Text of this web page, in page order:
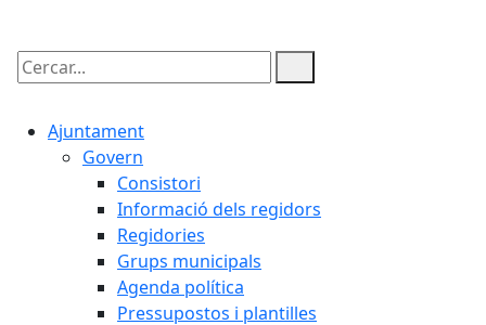
Cercar:
Ajuntament
Govern
Consistori
Informació dels regidors
Regidories
Grups municipals
Agenda política
Pressupostos i plantilles